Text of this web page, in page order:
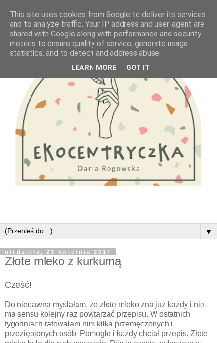
▼
niedziela, 23 kwietnia 2017
Złote mleko z kurkumą
Cześć!
Do niedawna myślałam, że złote mleko zna już każdy i nie
ma sensu kolejny raz powtarzać przepisu. W ostatnich
tygodniach ratowałam nim kilka przemęczonych i
przeziębionych osób. Pomogło i każdy chciał przepis. Złote
This site uses cookies from Google to deliver its services
and to analyze traffic. Your IP address and user-agent are
shared with Google along with performance and security
metrics to ensure quality of service, generate usage
statistics, and to detect and address abuse.
LEARN MORE GOT IT